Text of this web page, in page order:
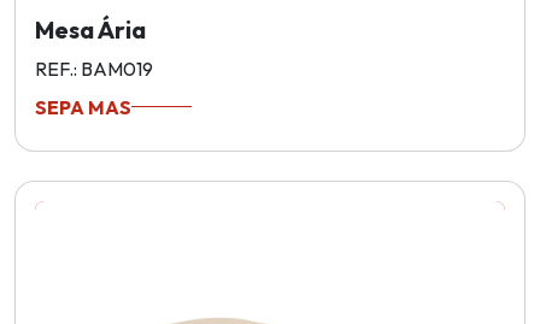
Mesa Ária
REF.: BAM019
SEPA MAS